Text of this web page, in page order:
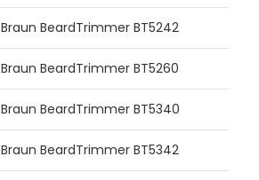
Braun BeardTrimmer BT5242
Braun BeardTrimmer BT5260
Braun BeardTrimmer BT5340
Braun BeardTrimmer BT5342